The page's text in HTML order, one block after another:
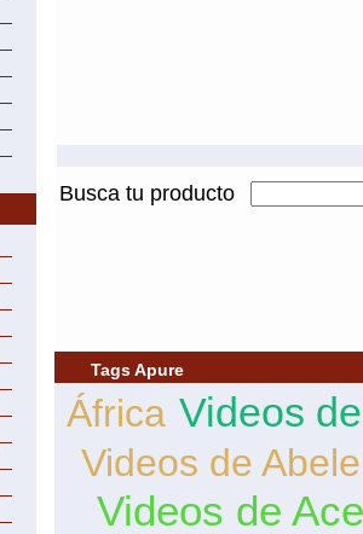
Busca tu producto
Tags Apure
África Videos
Videos de
Videos de